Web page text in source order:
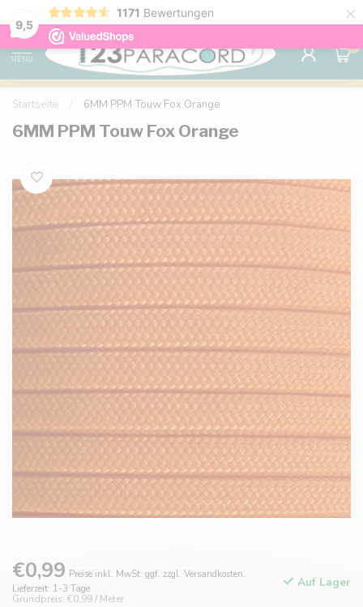
9,5
1171 Bewertungen ×
Kostenlose Lieferung nach Hause ab 150 €
MENU
0
Startseite 6MM PPM Touw Fox Orange
6MM PPM Touw Fox Orange
€0,99 Preise inkl. MwSt. ggf. zzgl. Versandkosten.
Lieferzeit: 1-3 Tage
Grundpreis: €0,99 / Meter
Auf Lager